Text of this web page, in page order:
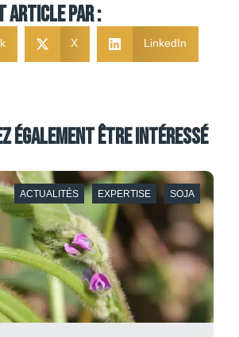
article par :
X LinkedIn
également être intéressé
ACTUALITÉS EXPERTISE SOJA